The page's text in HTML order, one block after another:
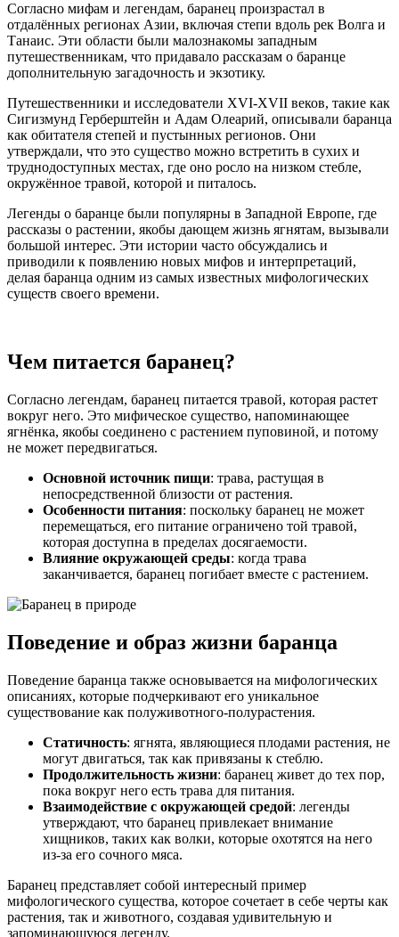
Согласно мифам и легендам, баранец произрастал в
отдалённых регионах Азии, включая степи вдоль рек Волга и
Танаис. Эти области были малознакомы западным
путешественникам, что придавало рассказам о баранце
дополнительную загадочность и экзотику.
Путешественники и исследователи XVI-XVII веков, такие как
Сигизмунд Герберштейн и Адам Олеарий, описывали баранца
как обитателя степей и пустынных регионов. Они
утверждали, что это существо можно встретить в сухих и
труднодоступных местах, где оно росло на низком стебле,
окружённое травой, которой и питалось.
Легенды о баранце были популярны в Западной Европе, где
рассказы о растении, якобы дающем жизнь ягнятам, вызывали
большой интерес. Эти истории часто обсуждались и
приводили к появлению новых мифов и интерпретаций,
делая баранца одним из самых известных мифологических
существ своего времени.
Чем питается баранец?
Согласно легендам, баранец питается травой, которая растет
вокруг него. Это мифическое существо, напоминающее
ягнёнка, якобы соединено с растением пуповиной, и потому
не может передвигаться.
Основной источник пищи: трава, растущая в
непосредственной близости от растения.
Особенности питания: поскольку баранец не может
перемещаться, его питание ограничено той травой,
которая доступна в пределах досягаемости.
Влияние окружающей среды: когда трава
заканчивается, баранец погибает вместе с растением.
Поведение и образ жизни баранца
Поведение баранца также основывается на мифологических
описаниях, которые подчеркивают его уникальное
существование как полуживотного-полурастения.
Статичность: ягнята, являющиеся плодами растения, не
могут двигаться, так как привязаны к стеблю.
Продолжительность жизни: баранец живет до тех пор,
пока вокруг него есть трава для питания.
Взаимодействие с окружающей средой: легенды
утверждают, что баранец привлекает внимание
хищников, таких как волки, которые охотятся на него
из-за его сочного мяса.
Баранец представляет собой интересный пример
мифологического существа, которое сочетает в себе черты как
растения, так и животного, создавая удивительную и
запоминающуюся легенду.